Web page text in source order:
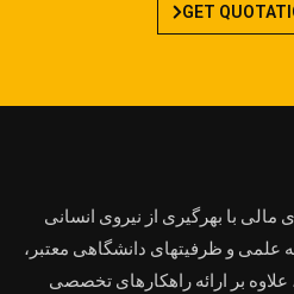
GET
با بهرگیری از نیروی انسانی
علمی و ظرفیتهای دانشگاهی معتبر،
علاوه بر ارائه راهکارهای تخصصی